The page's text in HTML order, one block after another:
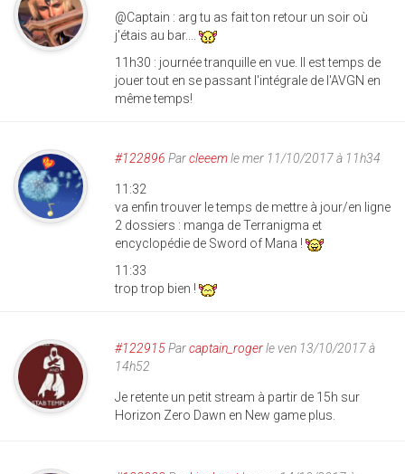
@Captain : arg tu as fait ton retour un soir où
j'étais au bar....
11h30 : journée tranquille en vue. Il est temps de
jouer tout en se passant l'intégrale de l'AVGN en
même temps!
#122896 Parcleeemle mer 11/10/2017 à 11h34
11:32
va enfin trouver le temps de mettre à jour/en ligne
2 dossiers : manga de Terranigma et
encyclopédie de Sword of Mana !
11:33
trop trop bien !
#122915Parcaptain_rogerle ven 13/10/2017 à
14h52
Je retente un petit stream à partir de 15h sur
Horizon Zero Dawn en New game plus.